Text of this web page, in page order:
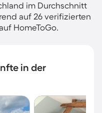
im Durchschnitt
auf 26 verifizierten
HomeToGo.
in der